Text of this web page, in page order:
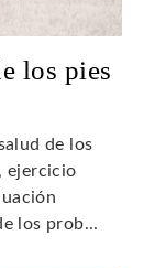
los pies
de los
ejercicio
los prob...